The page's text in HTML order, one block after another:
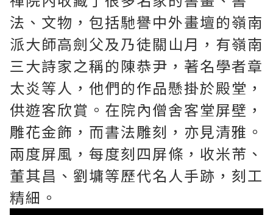
法、文物，包括馳譽中外畫壇的嶺南
派大師高劍父及乃徒關山月，有嶺南
三大詩家之稱的陳恭尹，著名學者章
太炎等人，他們的作品懸掛於殿堂，
供遊客欣賞。在院內僧舍客堂屏壁，
雕花金飾，而書法雕刻，亦見清雅。
兩度屏風，每度刻四屏條，收米芾、
董其昌、劉墉等歷代名人手跡，刻工
精細。